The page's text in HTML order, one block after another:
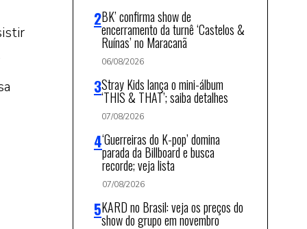
BK’ confirma show de
encerramento da turnê ‘Castelos &
Ruínas’ no Maracanã
06/08/2026
Stray Kids lança o mini-álbum
‘THIS & THAT’; saiba detalhes
07/08/2026
‘Guerreiras do K-pop’ domina
parada da Billboard e busca
recorde; veja lista
07/08/2026
KARD no Brasil: veja os preços do
show do grupo em novembro